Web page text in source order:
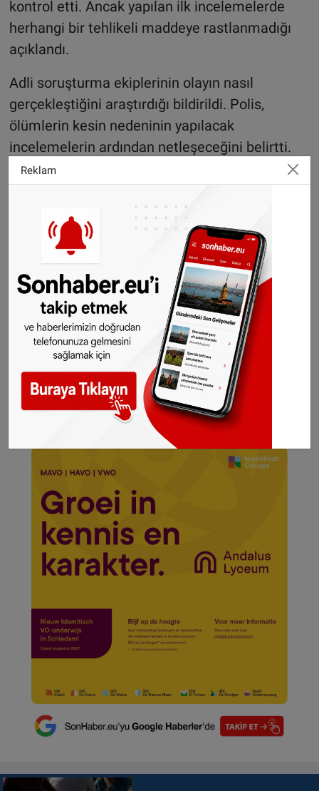
kontrol etti. Ancak yapılan ilk incelemelerde
herhangi bir tehlikeli maddeye rastlanmadığı
açıklandı.
Adli soruşturma ekiplerinin olayın nasıl
gerçekleştiğini araştırdığı bildirildi. Polis,
ölümlerin kesin nedeninin yapılacak
incelemelerin ardından netleşeceğini belirtti.
Hayatını kaybeden kişilerin kimlikleri henüz
açıklanmadı. Ayrıca kişilerin ne kadar süredir
evde bulunduğunun da henüz bilinmediği ifade
Kuraklık meyve ve sebze
fiyatlarını yüzde 20'ye
kadar artırabilir
Polisin olayla ilgili soruşturmasının sürdüğü
bildirildi.
Reklam